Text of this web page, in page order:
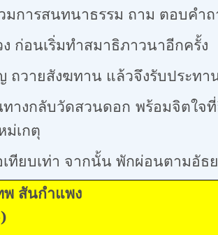
ทนาธรรม ถาม ตอบคำถาม
ริ่มทำสมาธิภาวนาอีกครั้ง
งฆทาน แล้วจึงรับประทานอ
ดสวนดอก พร้อมจิตใจที่อิ่ม
ม่เกตุ
กนั้น พักผ่อนตามอัธย
บดี: ดอยสุ
)